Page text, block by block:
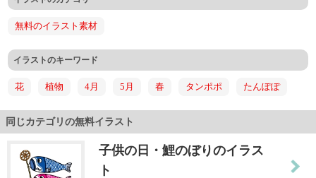
無料のイラスト素材
イラストのキーワード
花 植物 4月 5月 春 タンポポ たんぽぽ
同じカテゴリの無料イラスト
子供の日・鯉のぼりのイラス
ト